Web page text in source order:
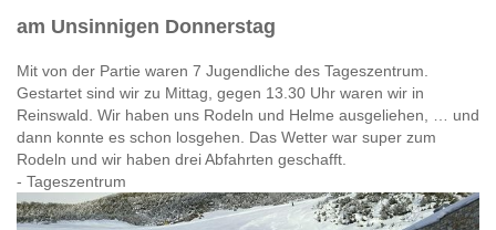
am Unsinnigen Donnerstag
Mit von der Partie waren 7 Jugendliche des Tageszentrum.
Gestartet sind wir zu Mittag, gegen 13.30 Uhr waren wir in
Reinswald. Wir haben uns Rodeln und Helme ausgeliehen, … und
dann konnte es schon losgehen. Das Wetter war super zum
Rodeln und wir haben drei Abfahrten geschafft.
- Tageszentrum